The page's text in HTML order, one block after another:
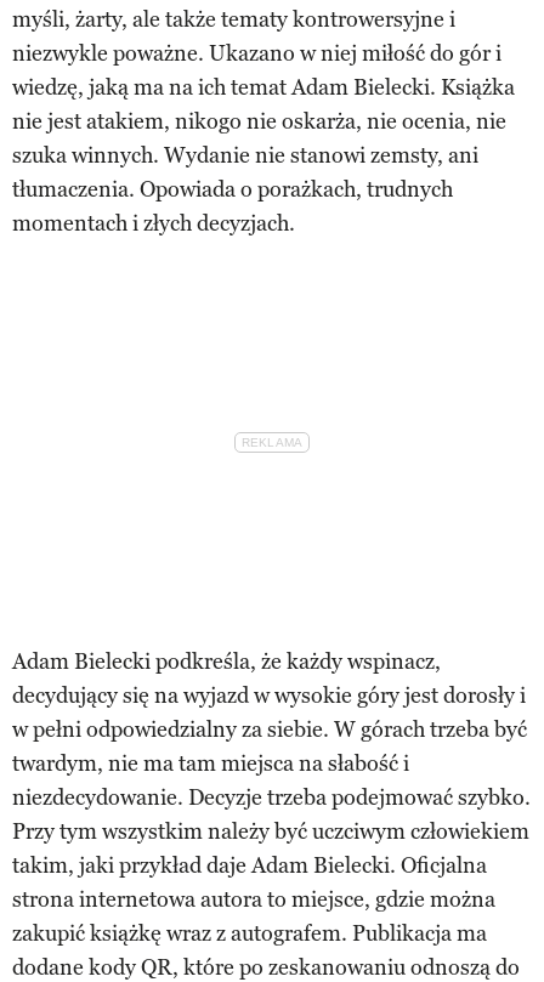
myśli, żarty, ale także tematy kontrowersyjne i
niezwykle poważne. Ukazano w niej miłość do gór i
wiedzę, jaką ma na ich temat Adam Bielecki. Książka
nie jest atakiem, nikogo nie oskarża, nie ocenia, nie
szuka winnych. Wydanie nie stanowi zemsty, ani
tłumaczenia. Opowiada o porażkach, trudnych
momentach i złych decyzjach.
Adam Bielecki podkreśla, że każdy wspinacz,
decydujący się na wyjazd w wysokie góry jest dorosły i
w pełni odpowiedzialny za siebie. W górach trzeba być
twardym, nie ma tam miejsca na słabość i
niezdecydowanie. Decyzje trzeba podejmować szybko.
Przy tym wszystkim należy być uczciwym człowiekiem
takim, jaki przykład daje Adam Bielecki. Oficjalna
strona internetowa autora to miejsce, gdzie można
zakupić książkę wraz z autografem. Publikacja ma
dodane kody QR, które po zeskanowaniu odnoszą do